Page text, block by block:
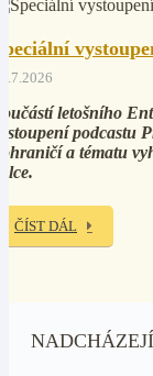
letošního
podcastu
a tématu
ČÍST DÁL